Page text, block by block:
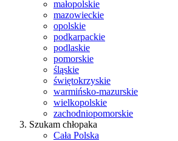
małopolskie
mazowieckie
opolskie
podkarpackie
podlaskie
pomorskie
śląskie
świętokrzyskie
warmińsko-mazurskie
wielkopolskie
zachodniopomorskie
Szukam chłopaka
Cała Polska